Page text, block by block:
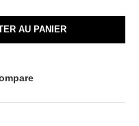
AU PANIER